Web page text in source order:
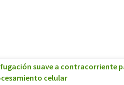
suave a contracorriente
celular